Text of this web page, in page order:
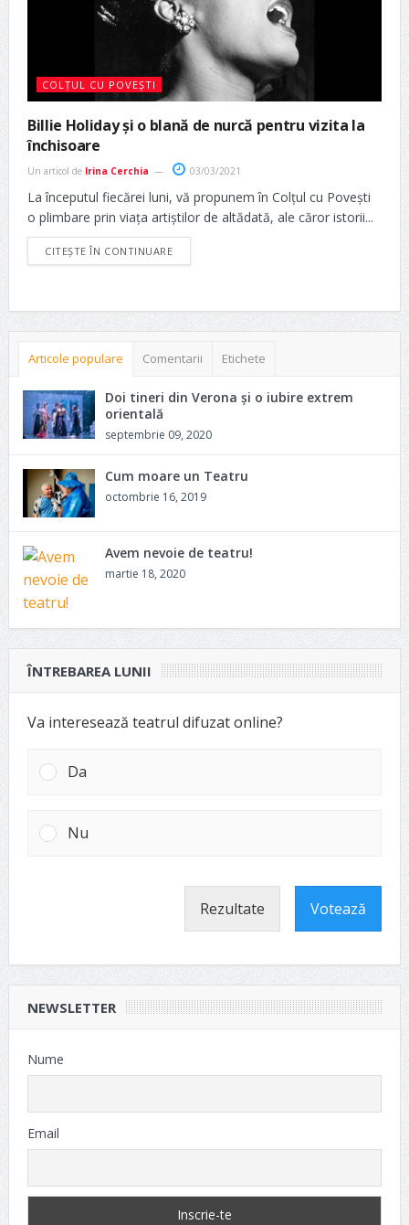
COLȚUL CU POVEȘTI
Billie Holiday și o blană de nurcă pentru vizita la
închisoare
Un articol de Irina Cerchia 03/03/2021
La începutul fiecărei luni, vă propunem în Colțul cu Povești
o plimbare prin viața artiștilor de altădată, ale căror istorii...
CITEȘTE ÎN CONTINUARE
Articole populare Comentarii Etichete
Doi tineri din Verona și o iubire extrem
orientală
septembrie 09, 2020
Cum moare un Teatru
octombrie 16, 2019
Avem nevoie de teatru!
martie 18, 2020
ÎNTREBAREA LUNII
Va interesează teatrul difuzat online?
Da
Nu
Rezultate Votează
NEWSLETTER
Nume
Email